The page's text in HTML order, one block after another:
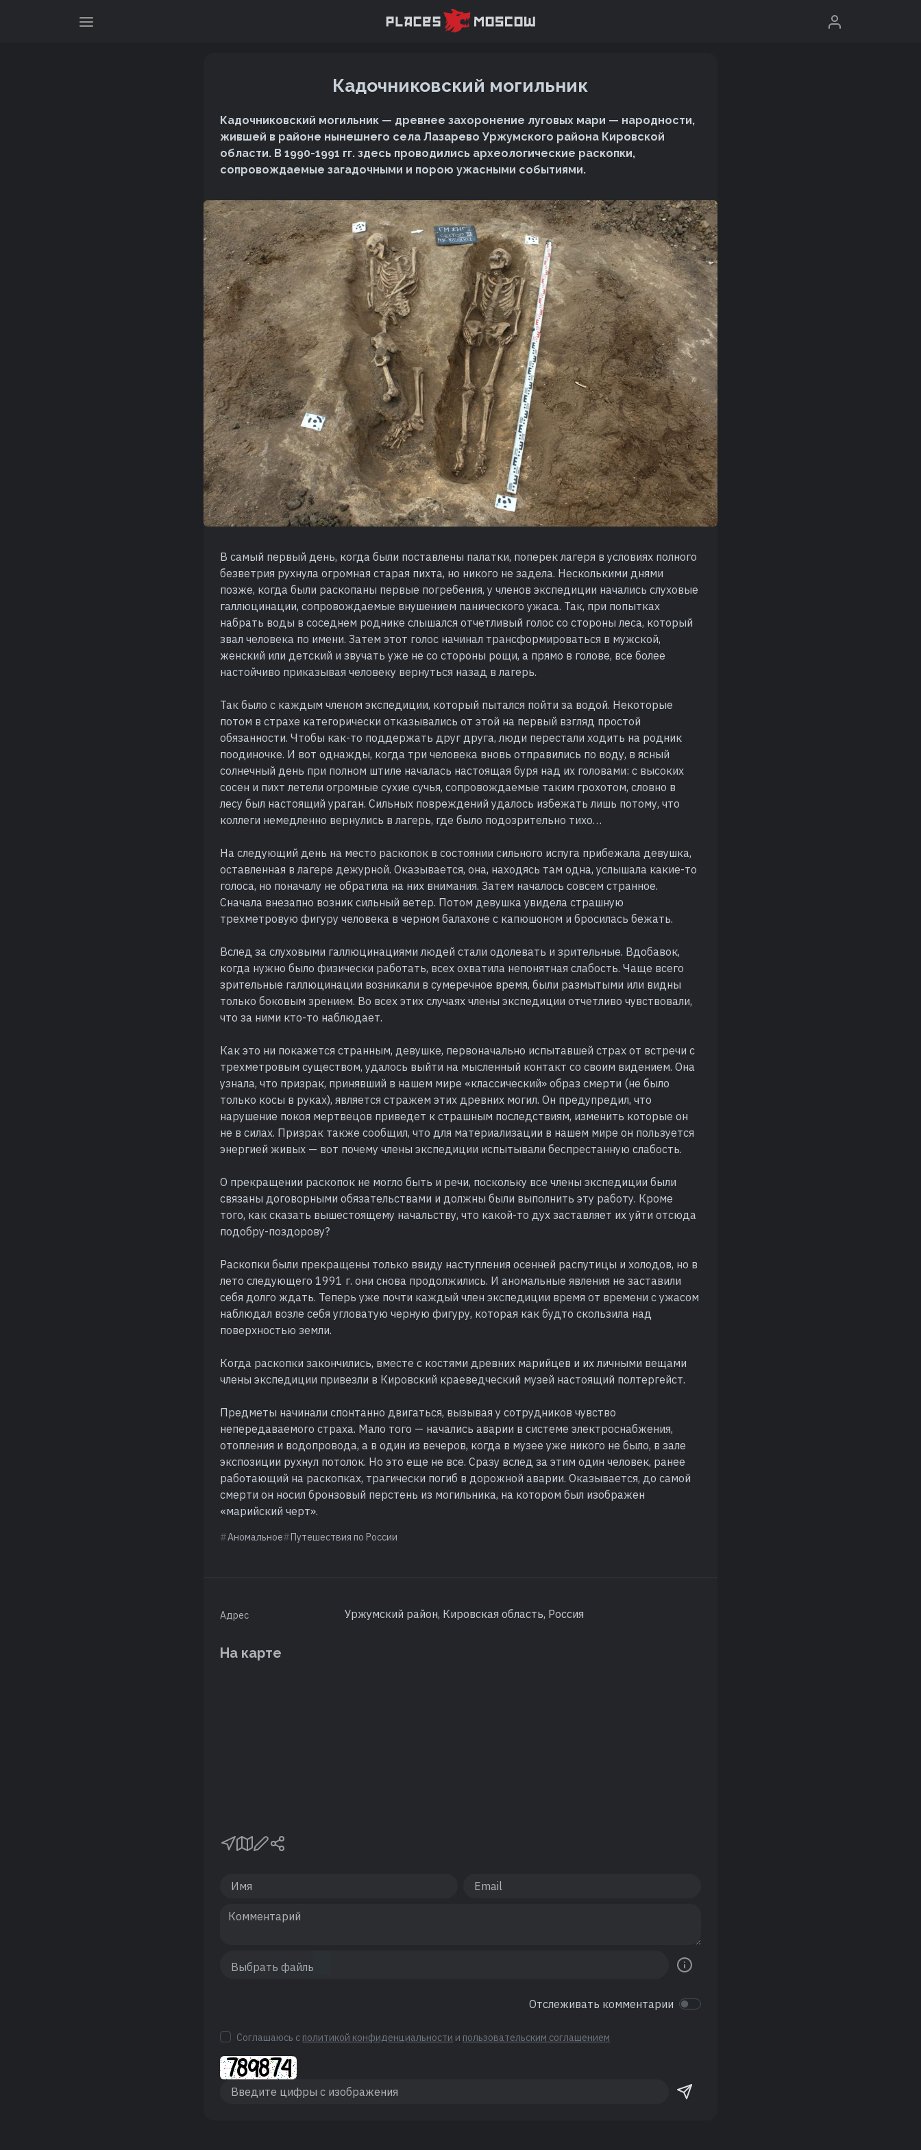
Кадочниковский могильник
Кадочниковский могильник — древнее захоронение луговых мари — народности,
жившей в районе нынешнего села Лазарево Уржумского района Кировской
области. В 1990-1991 гг. здесь проводились археологические раскопки,
сопровождаемые загадочными и порою ужасными событиями.
В самый первый день, когда были поставлены палатки, поперек лагеря в условиях полного
безветрия рухнула огромная старая пихта, но никого не задела. Несколькими днями
позже, когда были раскопаны первые погребения, у членов экспедиции начались слуховые
галлюцинации, сопровождаемые внушением панического ужаса. Так, при попытках
набрать воды в соседнем роднике слышался отчетливый голос со стороны леса, который
звал человека по имени. Затем этот голос начинал трансформироваться в мужской,
женский или детский и звучать уже не со стороны рощи, а прямо в голове, все более
настойчиво приказывая человеку вернуться назад в лагерь.
Так было с каждым членом экспедиции, который пытался пойти за водой. Некоторые
потом в страхе категорически отказывались от этой на первый взгляд простой
обязанности. Чтобы как-то поддержать друг друга, люди перестали ходить на родник
поодиночке. И вот однажды, когда три человека вновь отправились по воду, в ясный
солнечный день при полном штиле началась настоящая буря над их головами: с высоких
сосен и пихт летели огромные сухие сучья, сопровождаемые таким грохотом, словно в
лесу был настоящий ураган. Сильных повреждений удалось избежать лишь потому, что
коллеги немедленно вернулись в лагерь, где было подозрительно тихо…
На следующий день на место раскопок в состоянии сильного испуга прибежала девушка,
оставленная в лагере дежурной. Оказывается, она, находясь там одна, услышала какие-то
голоса, но поначалу не обратила на них внимания. Затем началось совсем странное.
Сначала внезапно возник сильный ветер. Потом девушка увидела страшную
трехметровую фигуру человека в черном балахоне с капюшоном и бросилась бежать.
Вслед за слуховыми галлюцинациями людей стали одолевать и зрительные. Вдобавок,
когда нужно было физически работать, всех охватила непонятная слабость. Чаще всего
зрительные галлюцинации возникали в сумеречное время, были размытыми или видны
только боковым зрением. Во всех этих случаях члены экспедиции отчетливо чувствовали,
что за ними кто-то наблюдает.
Как это ни покажется странным, девушке, первоначально испытавшей страх от встречи с
трехметровым существом, удалось выйти на мысленный контакт со своим видением. Она
узнала, что призрак, принявший в нашем мире «классический» образ смерти (не было
только косы в руках), является стражем этих древних могил. Он предупредил, что
нарушение покоя мертвецов приведет к страшным последствиям, изменить которые он
не в силах. Призрак также сообщил, что для материализации в нашем мире он пользуется
энергией живых — вот почему члены экспедиции испытывали беспрестанную слабость.
О прекращении раскопок не могло быть и речи, поскольку все члены экспедиции были
связаны договорными обязательствами и должны были выполнить эту работу. Кроме
того, как сказать вышестоящему начальству, что какой-то дух заставляет их уйти отсюда
подобру-поздорову?
Раскопки были прекращены только ввиду наступления осенней распутицы и холодов, но в
лето следующего 1991 г. они снова продолжились. И аномальные явления не заставили
себя долго ждать. Теперь уже почти каждый член экспедиции время от времени с ужасом
наблюдал возле себя угловатую черную фигуру, которая как будто скользила над
поверхностью земли.
Когда раскопки закончились, вместе с костями древних марийцев и их личными вещами
члены экспедиции привезли в Кировский краеведческий музей настоящий полтергейст.
Предметы начинали спонтанно двигаться, вызывая у сотрудников чувство
непередаваемого страха. Мало того — начались аварии в системе электроснабжения,
отопления и водопровода, а в один из вечеров, когда в музее уже никого не было, в зале
экспозиции рухнул потолок. Но это еще не все. Сразу вслед за этим один человек, ранее
работающий на раскопках, трагически погиб в дорожной аварии. Оказывается, до самой
смерти он носил бронзовый перстень из могильника, на котором был изображен
«марийский черт».
Аномальное Путешествия по России
Адрес Уржумский район, Кировская область, Россия
На карте
Отслеживать комментарии
Соглашаюсь с политикой конфиденциальности и пользовательским соглашением